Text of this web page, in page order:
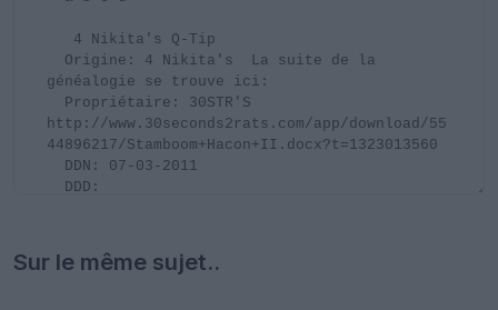
Sur le même sujet..